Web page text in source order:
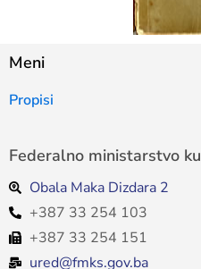
Meni
Propisi
Federalno ministarstvo
Obala Maka Dizdara 2
+387 33 254 103
+387 33 254 151
ured@fmks.gov.ba